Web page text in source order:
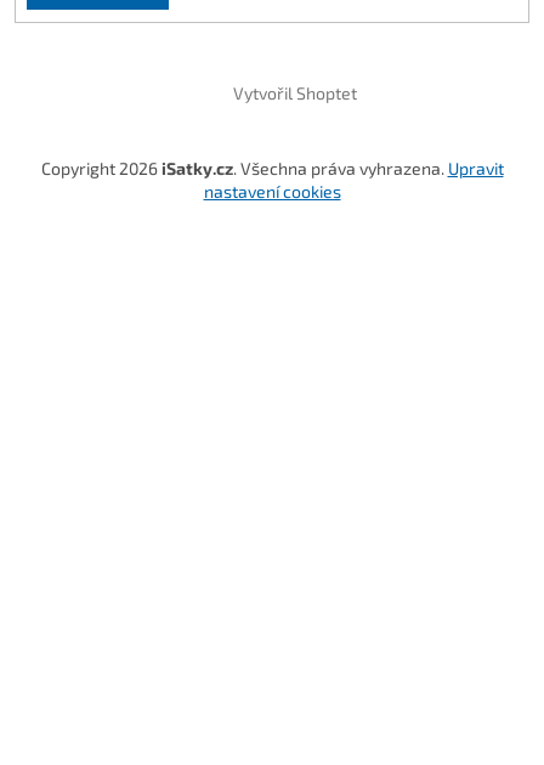
Vytvořil Shoptet
Copyright 2026 iSatky.cz. Všechna práva vyhrazena. Upravit
nastavení cookies